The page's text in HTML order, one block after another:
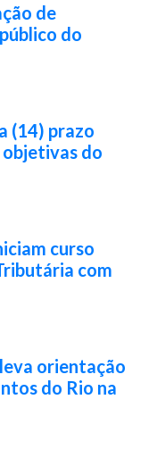
de
do
(14) prazo
objetivas do
curso
com
orientação
do Rio na